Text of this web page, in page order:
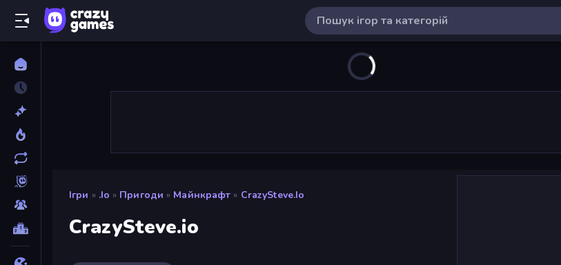
Ігри » .io » Пригоди » Майнкрафт » CrazySteve.io
CrazySteve.io